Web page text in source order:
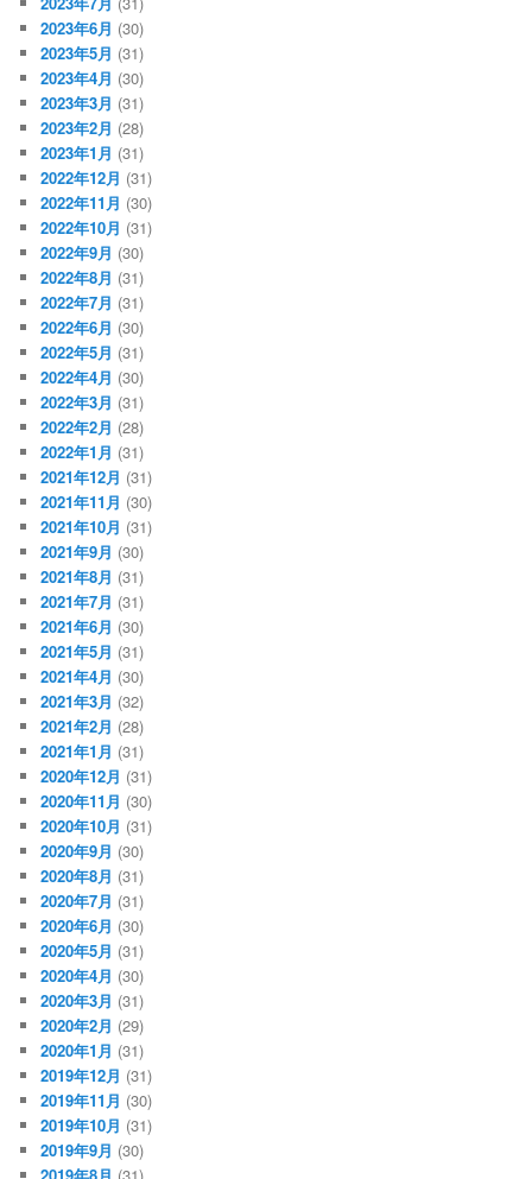
2023年6月 (30)
2023年5月 (31)
2023年4月 (30)
2023年3月 (31)
2023年2月 (28)
2023年1月 (31)
2022年12月 (31)
2022年11月 (30)
2022年10月 (31)
2022年9月 (30)
2022年8月 (31)
2022年7月 (31)
2022年6月 (30)
2022年5月 (31)
2022年4月 (30)
2022年3月 (31)
2022年2月 (28)
2022年1月 (31)
2021年12月 (31)
2021年11月 (30)
2021年10月 (31)
2021年9月 (30)
2021年8月 (31)
2021年7月 (31)
2021年6月 (30)
2021年5月 (31)
2021年4月 (30)
2021年3月 (32)
2021年2月 (28)
2021年1月 (31)
2020年12月 (31)
2020年11月 (30)
2020年10月 (31)
2020年9月 (30)
2020年8月 (31)
2020年7月 (31)
2020年6月 (30)
2020年5月 (31)
2020年4月 (30)
2020年3月 (31)
2020年2月 (29)
2020年1月 (31)
2019年12月 (31)
2019年11月 (30)
2019年10月 (31)
2019年9月 (30)
2019年8月 (31)